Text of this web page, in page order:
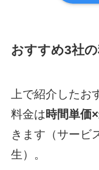
おすすめ3社
上で紹介したお
料金は時間単価
きます（サービ
生）。